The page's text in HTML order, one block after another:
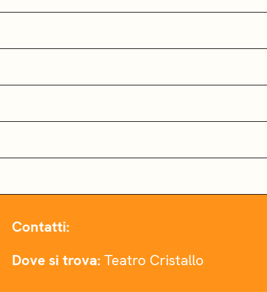
Contatti:
Dove si trova: Teatro Cristallo